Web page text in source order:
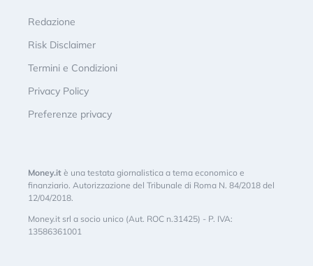
Redazione
Risk Disclaimer
Termini e Condizioni
Privacy Policy
Preferenze privacy
Money.it è una testata giornalistica a tema economico e
finanziario. Autorizzazione del Tribunale di Roma N. 84/2018 del
12/04/2018.
Money.it srl a socio unico (Aut. ROC n.31425) - P. IVA:
13586361001